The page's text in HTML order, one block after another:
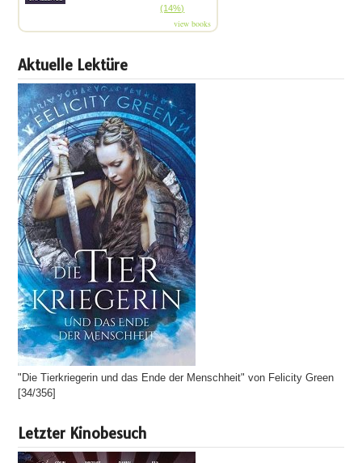
(14%)
view books
Aktuelle Lektüre
"Die Tierkriegerin und das Ende der Menschheit" von Felicity Green
[34/356]
Letzter Kinobesuch